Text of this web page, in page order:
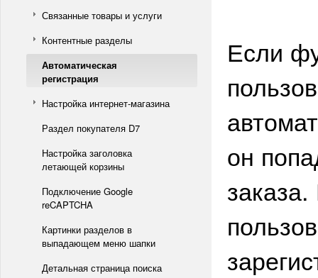
Связанные товары и услуги
Контентные разделы
Автоматическая
регистрация
Настройка интернет-магазина
Раздел покупателя D7
Настройка заголовка
летающей корзины
Подключение Google
reCAPTCHA
Картинки разделов в
выпадающем меню шапки
Детальная страница поиска
Если
он